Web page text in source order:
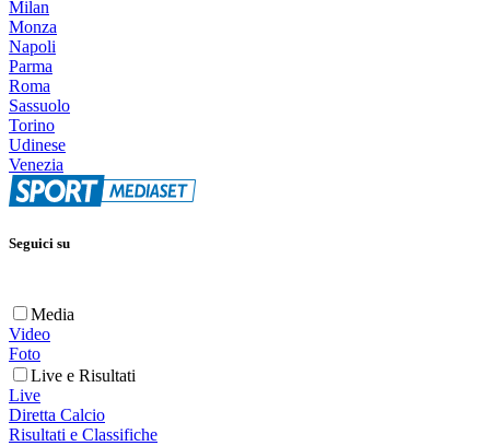
Milan
Monza
Napoli
Parma
Roma
Sassuolo
Torino
Udinese
Venezia
Seguici su
Media
Video
Foto
Live e Risultati
Live
Diretta Calcio
Risultati e Classifiche